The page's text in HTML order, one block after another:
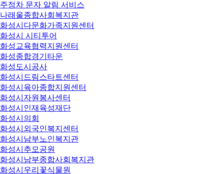
주정차 문자 알림 서비스
나래울종합사회복지관
화성시다문화가족지원센터
화성시 시티투어
화성교육협력지원센터
화성종합경기타운
화성도시공사
화성시드림스타트센터
화성시육아종합지원센터
화성시자원봉사센터
화성시인재육성재단
화성시의회
화성시외국인복지센터
화성시남부노인복지관
화성시추모공원
화성시남부종합사회복지관
화성시우리꽃식물원